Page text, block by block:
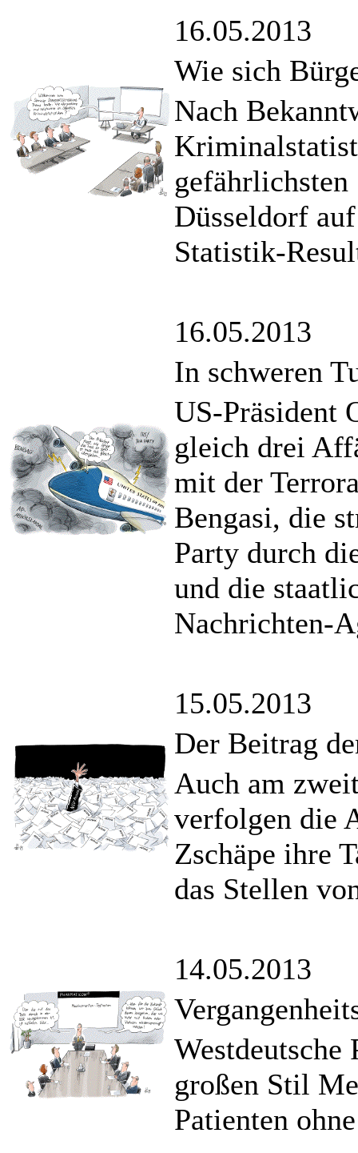
16.05.2013
Wie sich
Nach
Düsseldorf
Statistik-
16.05.2013
In schweren
US-Präsident
gleich drei
mit der
Bengasi, die
Party durch
und die
Nachrichten-
15.05.2013
Der Beitrag
Auch am
verfolgen die
Zschäpe ihre
das Stellen
14.05.2013
Westdeutsche
großen Stil
Patienten